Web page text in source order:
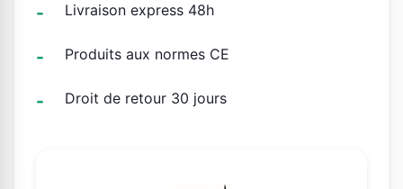
Livraison express 48h
Produits aux normes CE
Droit de retour 30 jours